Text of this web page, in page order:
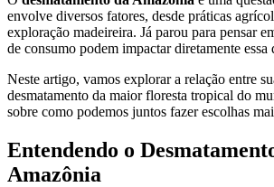
envolve diversos fatores, desde práticas
exploração madeireira. Já parou para pensar
de consumo podem impactar diretamente essa
Neste artigo, vamos explorar a relação entre
desmatamento da maior floresta tropical do
sobre como podemos juntos fazer escolhas
Entendendo o
Amazônia